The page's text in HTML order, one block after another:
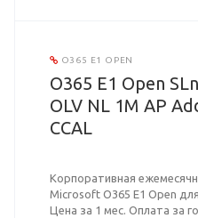
O365 E1 OPEN
O365 E1 Open
OLV NL 1M AP
CCAL
Корпоративная
Microsoft O365 E1 Open
Цена за 1 мес. Оплата за